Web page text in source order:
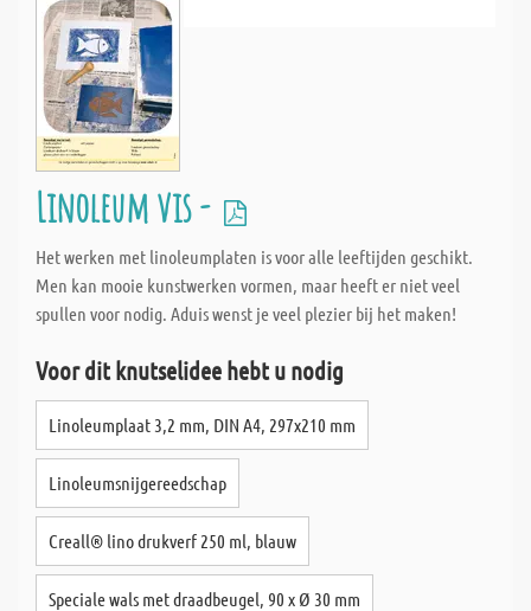
Linoleum vis -
Het werken met linoleumplaten is voor alle leeftijden geschikt.
Men kan mooie kunstwerken vormen, maar heeft er niet veel
spullen voor nodig. Aduis wenst je veel plezier bij het maken!
Voor dit knutselidee hebt u nodig
Linoleumplaat 3,2 mm, DIN A4, 297x210 mm
Linoleumsnijgereedschap
Creall® lino drukverf 250 ml, blauw
Speciale wals met draadbeugel, 90 x Ø 30 mm